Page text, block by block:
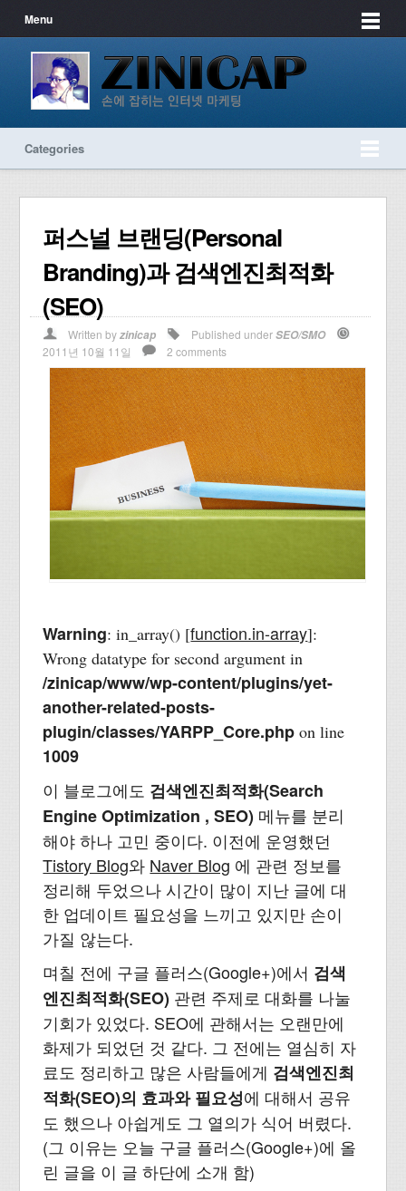
Menu
Categories
퍼스널 브랜딩(Personal
Branding)과 검색엔진최적화
(SEO)
Written byzinicap Published underSEO/SMO
2011년 10월 11일
2 comments
Warning: in_array() [function.in-array]:
Wrong datatype for second argument in
/zinicap/www/wp-content/plugins/yet-
another-related-posts-
plugin/classes/YARPP_Core.php on line
1009
이 블로그에도 검색엔진최적화(Search
Engine Optimization , SEO) 메뉴를 분리
해야 하나 고민 중이다. 이전에 운영했던
Tistory Blog와 Naver Blog 에 관련 정보를
정리해 두었으나 시간이 많이 지난 글에 대
한 업데이트 필요성을 느끼고 있지만 손이
가질 않는다.
며칠 전에 구글 플러스(Google+)에서 검색
엔진최적화(SEO) 관련 주제로 대화를 나눌
기회가 있었다. SEO에 관해서는 오랜만에
화제가 되었던 것 같다. 그 전에는 열심히 자
료도 정리하고 많은 사람들에게 검색엔진최
적화(SEO)의 효과와 필요성에 대해서 공유
도 했으나 아쉽게도 그 열의가 식어 버렸다.
(그 이유는 오늘 구글 플러스(Google+)에 올
린 글을 이 글 하단에 소개 함)